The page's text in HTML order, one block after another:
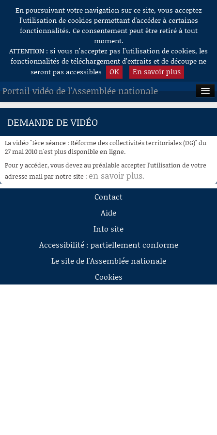
Aller au contenu
En poursuivant votre navigation sur ce site, vous acceptez
l’utilisation de cookies permettant d'accéder à certaines
fonctionnalités. Ce consentement peut être retiré à tout
moment.
ATTENTION : si vous n’acceptez pas l’utilisation de cookies, les
fonctionnalités de téléchargement d’extraits et de découpe ne
seront pas accessibles
OK En savoir plus
Portail vidéo de l'Assemblée nationale
ACCUEIL
À LA DEMANDE
RECHERCHE
AIDE À LA DÉCOUPE
DEMANDE DE VIDÉO
La vidéo "1ère séance : Réforme des collectivités territoriales (DG)" du
27 mai 2010 n'est plus disponible en ligne.
Pour y accéder, vous devez au préalable accepter l'utilisation de votre
adresse mail par notre site : en savoir plus.
Contact
Aide
Info site
Accessibilité : partiellement conforme
Le site de l'Assemblée nationale
Cookies